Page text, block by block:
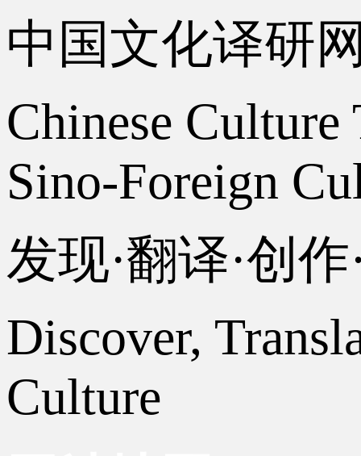
中国文化译研
Chinese
Sino-Foreign
发现·翻译·创
Discover,
Culture